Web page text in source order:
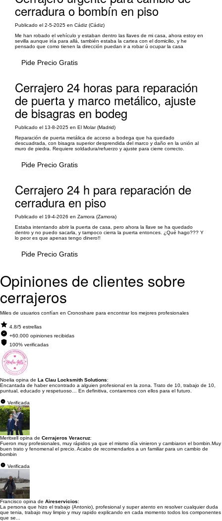
cerradura o bombín en piso
Publicado el 2-5-2025 en Cádiz (Cádiz)
Me han robado el vehículo y estaban dentro las llaves de mi casa, ahora estoy en
sevilla aunque iría para allá, también estaba la cartea con el domicilio, y he
pensado que como tienen la dirección puedan ir a robar ú ocupar la casa
Pide Precio Gratis
Cerrajero 24 horas para reparación
de puerta y marco metálico, ajuste
de bisagras en bodeg
Publicado el 13-8-2025 en El Molar (Madrid)
Reparación de puerta metálica de acceso a bodega que ha quedado
descuadrada, con bisagra superior desprendida del marco y daño en la unión al
muro de piedra. Requiere soldadura/refuerzo y ajuste para cierre correcto.
Pide Precio Gratis
Cerrajero 24 h para reparación de
cerradura en piso
Publicado el 19-4-2026 en Zamora (Zamora)
Estaba intentando abrir la puerta de casa, pero ahora la llave se ha quedado
dentro y no puedo sacarla, y tampoco cierra la puerta entonces. ¿Qué hago??? Y
lo peor es que apenas tengo dinero!!
Pide Precio Gratis
Opiniones de clientes sobre
cerrajeros
Miles de usuarios confían en Cronoshare para encontrar los mejores profesionales
4.8/5 estrellas
+60.000 opiniones recibidas
100% verificadas
Noelia opina de La Clau Locksmith Solutions:
Encantada de haber encontrado a alguien profesional en la zona. Trato de 10, trabajo de 10,
puntual, educado y respetuoso… En definitiva, contaremos con ellos para el futuro.
Verificada
Meritxell opina de Cerrajeros Veracruz:
Fueron muy profesionales, muy rápidos ya que el mismo día vinieron y cambiaron el bombin.Muy
buen trato y fenomenal el precio. Acabo de recomendarlos a un familiar para un cambio de
bombin
Verificada
Francisco opina de Aireservicios:
La persona que hizo el trabajo (Antonio), profesional y super atento en resolver cualquier duda
que tenia, trabajo muy limpio y muy rapido explicando en cada momento todos los componentes
que se...